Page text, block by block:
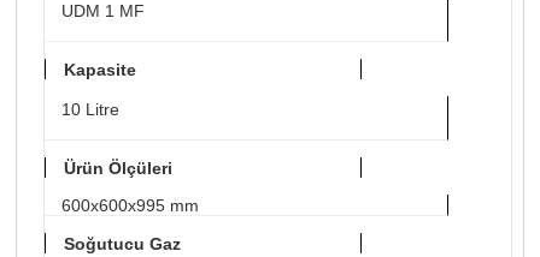
UDM 1 MF
Kapasite
10 Litre
Ürün Ölçüleri
600x600x995 mm
Soğutucu Gaz